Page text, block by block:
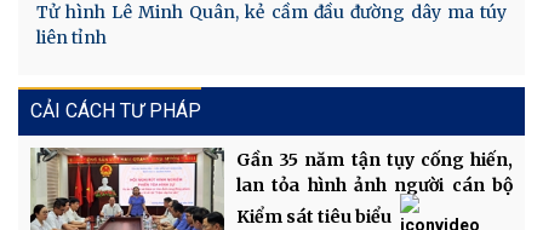
Tử hình Lê Minh Quân, kẻ cầm đầu đường dây ma túy
liên tỉnh
CẢI CÁCH TƯ PHÁP
Gần 35 năm tận tụy cống hiến,
lan tỏa hình ảnh người cán bộ
Kiểm sát tiêu biểu